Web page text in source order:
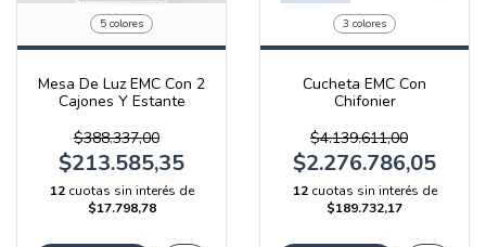
5 colores
Mesa De Luz EMC Con 2
Cajones Y Estante
$388.337,00
$213.585,35
12 cuotas sin interés de
$17.798,78
3 colores
Cucheta EMC Con
Chifonier
$4.139.611,00
$2.276.786,05
12 cuotas sin interés de
$189.732,17